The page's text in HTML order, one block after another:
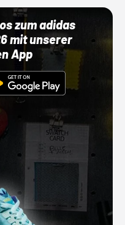
zum adidas
mit unserer
App